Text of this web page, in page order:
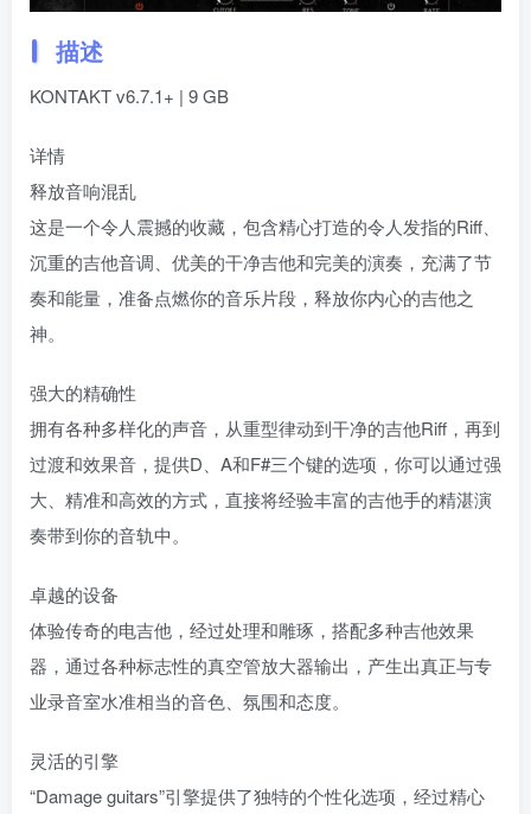
描述
KONTAKT v6.7.1+ | 9 GB
详情
释放音响混乱
这是一个令人震撼的收藏，包含精心打造的令人发指的Riff、
沉重的吉他音调、优美的干净吉他和完美的演奏，充满了节
奏和能量，准备点燃你的音乐片段，释放你内心的吉他之
神。
强大的精确性
拥有各种多样化的声音，从重型律动到干净的吉他Riff，再到
过渡和效果音，提供D、A和F#三个键的选项，你可以通过强
大、精准和高效的方式，直接将经验丰富的吉他手的精湛演
奏带到你的音轨中。
卓越的设备
体验传奇的电吉他，经过处理和雕琢，搭配多种吉他效果
器，通过各种标志性的真空管放大器输出，产生出真正与专
业录音室水准相当的音色、氛围和态度。
灵活的引擎
“Damage guitars”引擎提供了独特的个性化选项，经过精心